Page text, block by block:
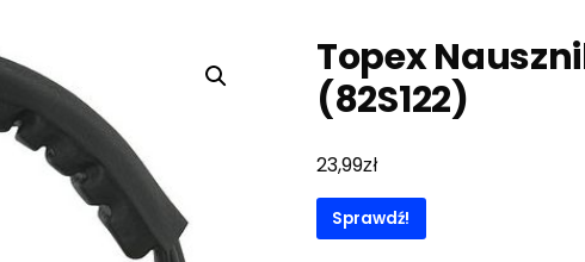
Topex
(82S122)
23,99zł
Sprawdź!